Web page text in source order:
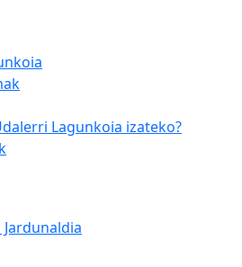
Lagunkoia izateko?